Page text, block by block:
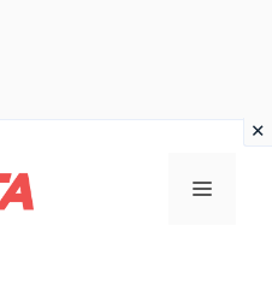
Menu